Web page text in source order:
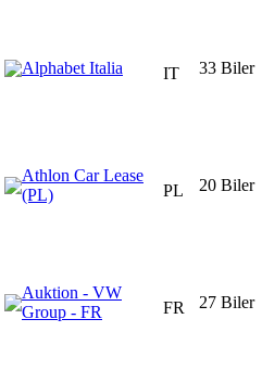
Alphabet Italia IT 33 Biler
Athlon Car Lease
(PL)
PL 20 Biler
Auktion - VW
Group - FR
FR 27 Biler